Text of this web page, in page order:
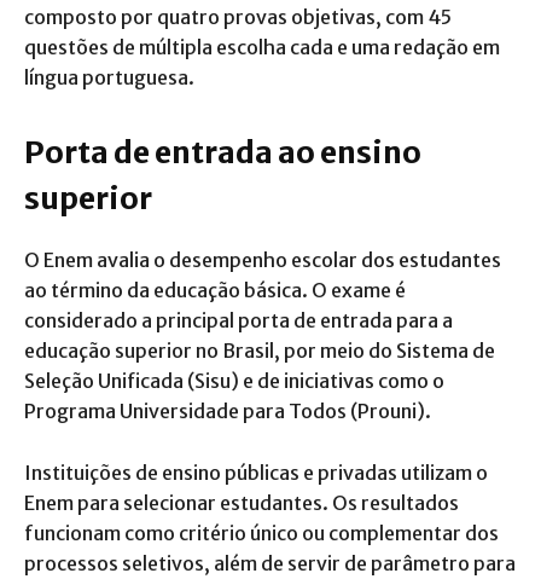
composto por quatro provas objetivas, com 45
questões de múltipla escolha cada e uma redação em
língua portuguesa.
Porta de entrada ao ensino
superior
O Enem avalia o desempenho escolar dos estudantes
ao término da educação básica. O exame é
considerado a principal porta de entrada para a
educação superior no Brasil, por meio do Sistema de
Seleção Unificada (Sisu) e de iniciativas como o
Programa Universidade para Todos (Prouni).
Instituições de ensino públicas e privadas utilizam o
Enem para selecionar estudantes. Os resultados
funcionam como critério único ou complementar dos
processos seletivos, além de servir de parâmetro para